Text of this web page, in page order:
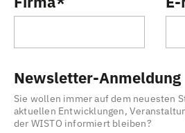
Newsletter-Anmeldung
Sie wollen immer auf dem neuesten
aktuellen Entwicklungen,
der WISTO informiert bleiben?